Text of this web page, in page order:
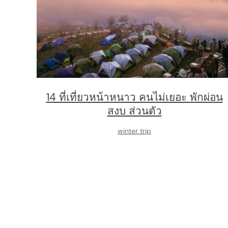
14 ที่เที่ยวหน้าหนาว คนไม่เยอะ พักผ่อน
สงบ ส่วนตัว
winter trip